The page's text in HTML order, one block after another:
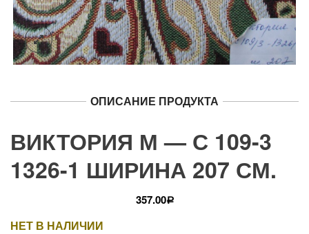
ОПИСАНИЕ ПРОДУКТА
ВИКТОРИЯ М — С 109-3
1326-1 ШИРИНА 207 СМ.
357.00Р
НЕТ В НАЛИЧИИ